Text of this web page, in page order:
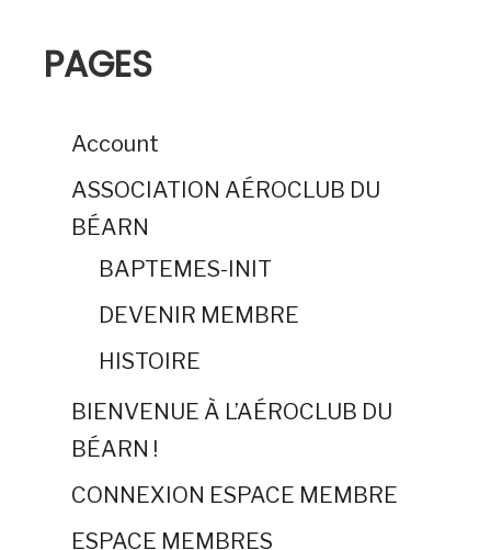
PAGES
Account
ASSOCIATION AÉROCLUB DU
BÉARN
BAPTEMES-INIT
DEVENIR MEMBRE
HISTOIRE
BIENVENUE À L’AÉROCLUB DU
BÉARN !
CONNEXION ESPACE MEMBRE
ESPACE MEMBRES